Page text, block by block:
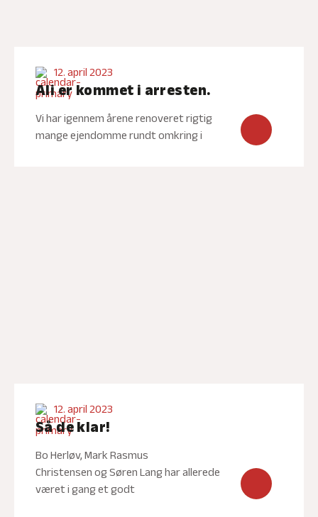
12. april 2023
Ali er kommet i arresten.
Vi har igennem årene renoveret rigtig
mange ejendomme rundt omkring i
12. april 2023
Så de klar!
Bo Herløv, Mark Rasmus
Christensen og Søren Lang har allerede
været i gang et godt